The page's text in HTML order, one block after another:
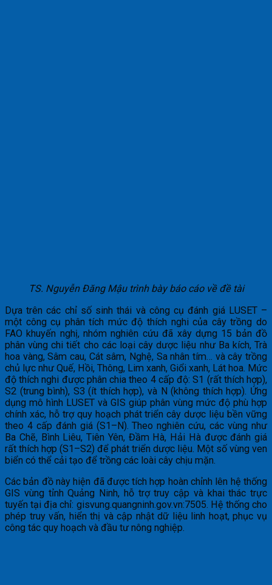
TS. Nguyễn Đăng Mậu trình bày báo cáo về đề tài
Dựa trên các chỉ số sinh thái và công cụ đánh giá LUSET –
một công cụ phân tích mức độ thích nghi của cây trồng do
FAO khuyến nghị, nhóm nghiên cứu đã xây dựng 15 bản đồ
phân vùng chi tiết cho các loại cây dược liệu như Ba kích, Trà
hoa vàng, Sâm cau, Cát sâm, Nghệ, Sa nhân tím… và cây trồng
chủ lực như Quế, Hồi, Thông, Lim xanh, Giổi xanh, Lát hoa. Mức
độ thích nghi được phân chia theo 4 cấp độ: S1 (rất thích hợp),
S2 (trung bình), S3 (ít thích hợp), và N (không thích hợp). Ứng
dụng mô hình LUSET và GIS giúp phân vùng mức độ phù hợp
chính xác, hỗ trợ quy hoạch phát triển cây dược liệu bền vững
theo 4 cấp đánh giá (S1–N). Theo nghiên cứu, các vùng như
Ba Chẽ, Bình Liêu, Tiên Yên, Đầm Hà, Hải Hà được đánh giá
rất thích hợp (S1–S2) để phát triển dược liệu. Một số vùng ven
biển có thể cải tạo để trồng các loài cây chịu mặn.
Các bản đồ này hiện đã được tích hợp hoàn chỉnh lên hệ thống
GIS vùng tỉnh Quảng Ninh, hỗ trợ truy cập và khai thác trực
tuyến tại địa chỉ: gisvung.quangninh.gov.vn:7505. Hệ thống cho
phép truy vấn, hiển thị và cập nhật dữ liệu linh hoạt, phục vụ
công tác quy hoạch và đầu tư nông nghiệp.